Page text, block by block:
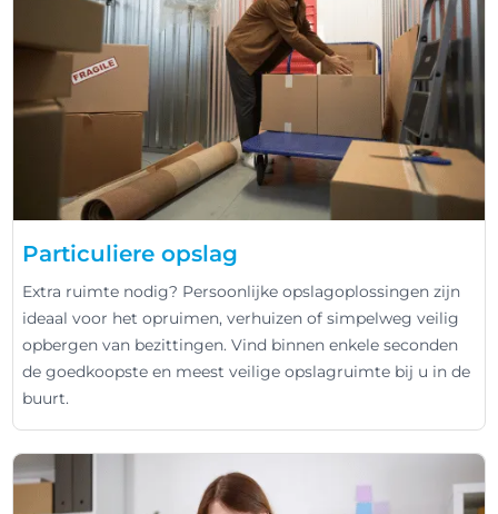
Particuliere opslag
Extra ruimte nodig? Persoonlijke opslagoplossingen zijn
ideaal voor het opruimen, verhuizen of simpelweg veilig
opbergen van bezittingen. Vind binnen enkele seconden
de goedkoopste en meest veilige opslagruimte bij u in de
buurt.